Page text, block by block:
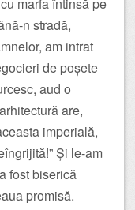
marfa întinsă pe
n stradă,
am intrat
de poșete
aud o
are,
imperială,
Și le-am
fost biserică
promisă.